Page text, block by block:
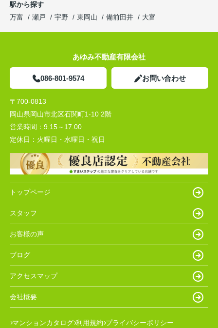
駅から探す
万富
瀬戸 宇野 東岡山 備前田井 大富
あゆみ不動産有限会社
086-801-9574 お問い合わせ
〒700-0813
岡山県岡山市北区石関町1-10 2階
営業時間： 9:15～17:00
定休日： 火曜日・水曜日・祝日
トップページ
スタッフ
お客様の声
ブログ
アクセスマップ
会社概要
マンションカタログ 利用規約 プライバシーポリシー